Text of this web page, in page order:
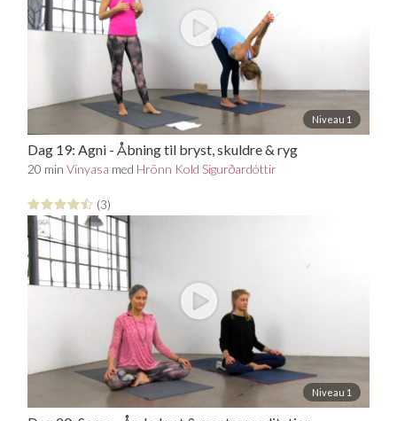
Niveau 1
Dag 19: Agni - Åbning til bryst, skuldre & ryg
20 minVinyasa med Hrönn Kold Sigurðardóttir
(3)
Niveau 1